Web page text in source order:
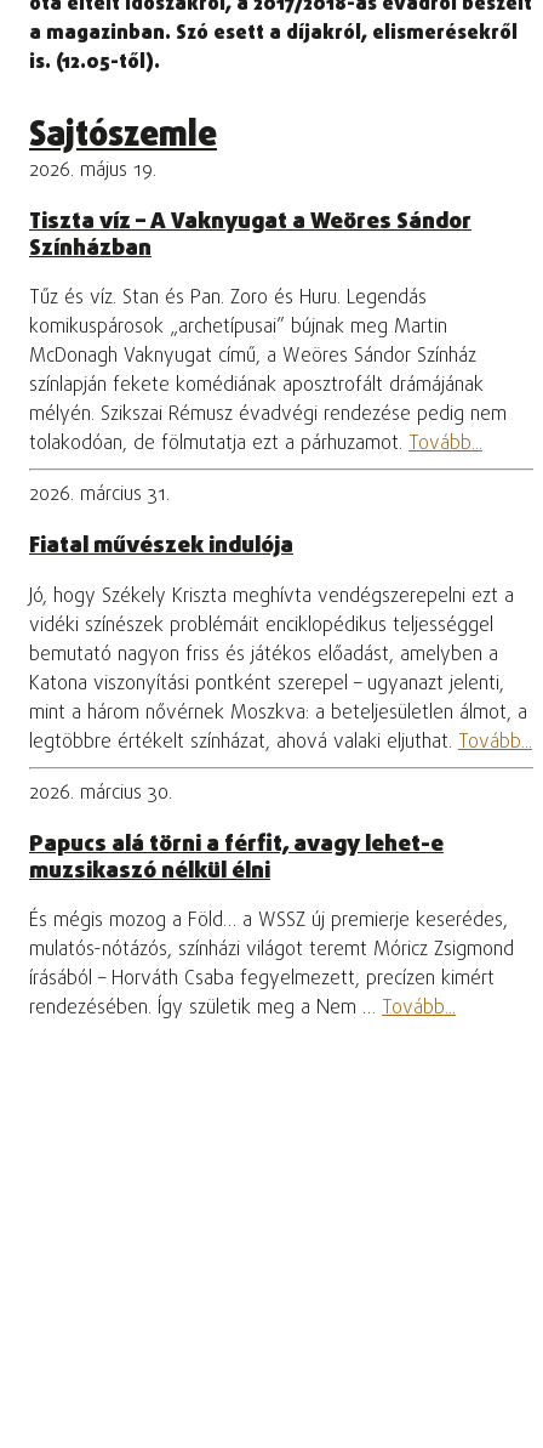
a magazinban. Szó esett a díjakról, elismerésekről
is. (12.05-től).
Sajtószemle
2026. május 19.
Tiszta víz – A Vaknyugat a Weöres Sándor
Színházban
Tűz és víz. Stan és Pan. Zoro és Huru. Legendás
komikuspárosok „archetípusai” bújnak meg Martin
McDonagh Vaknyugat című, a Weöres Sándor Színház
színlapján fekete komédiának aposztrofált drámájának
mélyén. Szikszai Rémusz évadvégi rendezése pedig nem
tolakodóan, de fölmutatja ezt a párhuzamot. Tovább...
2026. március 31.
Fiatal művészek indulója
Jó, hogy Székely Kriszta meghívta vendégszerepelni ezt a
vidéki színészek problémáit enciklopédikus teljességgel
bemutató nagyon friss és játékos előadást, amelyben a
Katona viszonyítási pontként szerepel – ugyanazt jelenti,
mint a három nővérnek Moszkva: a beteljesületlen álmot, a
legtöbbre értékelt színházat, ahová valaki eljuthat. Tovább...
2026. március 30.
Papucs alá törni a férfit, avagy lehet-e
muzsikaszó nélkül élni
És mégis mozog a Föld… a WSSZ új premierje keserédes,
mulatós-nótázós, színházi világot teremt Móricz Zsigmond
írásából – Horváth Csaba fegyelmezett, precízen kimért
rendezésében. Így születik meg a Nem … Tovább...